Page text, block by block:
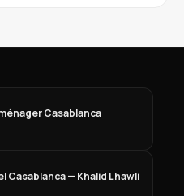
Casablanca
Casablanca — Khalid Lhawli